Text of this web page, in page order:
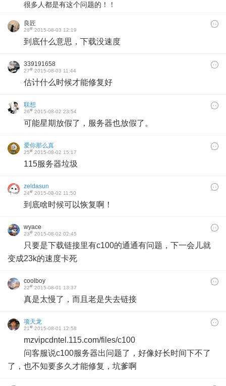
很多人都是有这个问题的！！
良匠
28# 2015-08-03 12:19
到底什么意思，下载没速度
339191658
27# 2015-08-03 11:44
估计什么时候才能修复好
联想
26# 2015-08-02 23:54
可能星期放假了，服务器也放假了。
爱你那么真
25# 2015-08-02 15:17
115服务器垃圾
zeldasun
24# 2015-08-02 11:50
到底啥时候可以恢复啊！
wyace
23# 2015-08-02 02:45
只要是下载链接里有c100的通通有问题，下一会儿就
变成23k的速度卡死
coolboy
22# 2015-08-01 13:37
真是太慢了，而且老是失去链接
项天龙
21# 2015-08-01 12:58
mzvipcdntel.115.com/files/c100
问客服说c100服务器出问题了，好像好长时间下不了
了，也不知要多久才能修复，坑爹啊